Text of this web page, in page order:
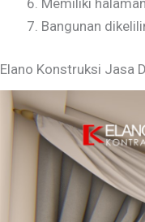
Bangunan
Elano Konstruksi Jasa